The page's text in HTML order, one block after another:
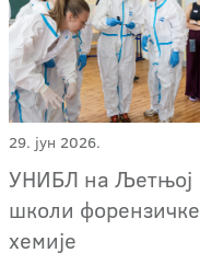
29. јун 2026.
УНИБЛ на Љетњој
школи форензичке
хемије